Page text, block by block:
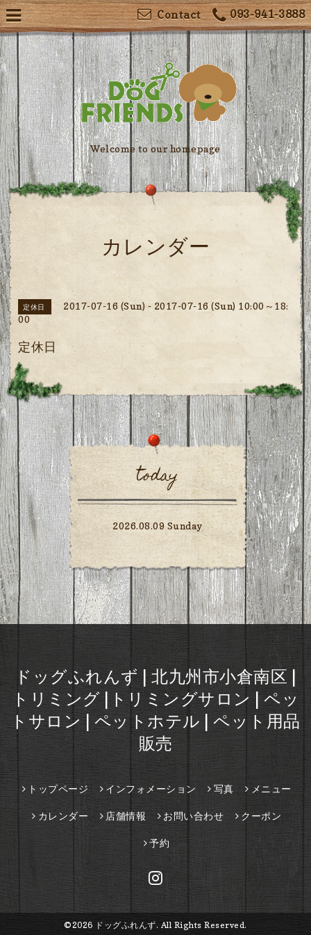
093-941-3888
Contact
Welcome to our homepage
カレンダー
定休日
2017-07-16 (Sun) - 2017-07-16 (Sun) 10:00～18:
00
定休日
today
2026.08.09 Sunday
ドッグふれんず | 北九州市小倉南区 |
トリミング |トリミングサロン | ペッ
トサロン | ペットホテル | ペット用品
販売
トップページ インフォメーション 写真 メニュー
カレンダー 店舗情報 お問い合わせ クーポン
予約
©2026 ドッグふれんず. All Rights Reserved.